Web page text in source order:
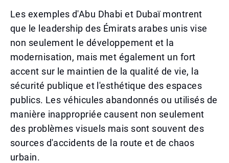
Les exemples d'Abu Dhabi et Dubaï montrent
que le leadership des Émirats arabes unis vise
non seulement le développement et la
modernisation, mais met également un fort
accent sur le maintien de la qualité de vie, la
sécurité publique et l'esthétique des espaces
publics. Les véhicules abandonnés ou utilisés de
manière inappropriée causent non seulement
des problèmes visuels mais sont souvent des
sources d'accidents de la route et de chaos
urbain.